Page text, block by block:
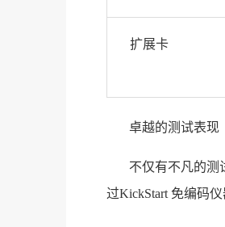
扩展卡
卓越的测试表现
不仅有不凡的测
过KickStart 免编码